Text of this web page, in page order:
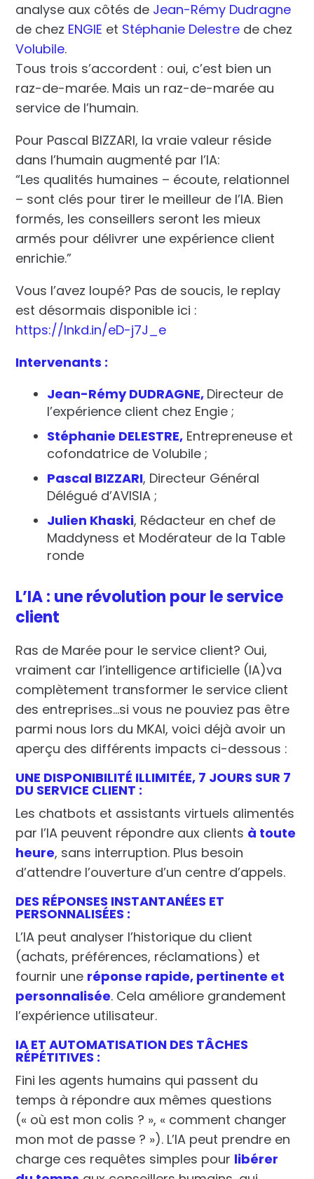
analyse aux côtés de Jean-Rémy Dudragne
de chez ENGIE et Stéphanie Delestre de chez
Volubile.
Tous trois s’accordent : oui, c’est bien un
raz-de-marée. Mais un raz-de-marée au
service de l’humain.
Pour Pascal BIZZARI, la vraie valeur réside
dans l’humain augmenté par l’IA:
“Les qualités humaines – écoute, relationnel
– sont clés pour tirer le meilleur de l’IA. Bien
formés, les conseillers seront les mieux
armés pour délivrer une expérience client
enrichie.”
Vous l’avez loupé? Pas de soucis, le replay
est désormais disponible ici :
https://lnkd.in/eD-j7J_e
Intervenants :
Jean-Rémy DUDRAGNE, Directeur de
l’expérience client chez Engie ;
Stéphanie DELESTRE, Entrepreneuse et
cofondatrice de Volubile ;
Pascal BIZZARI, Directeur Général
Délégué d’AVISIA ;
Julien Khaski, Rédacteur en chef de
Maddyness et Modérateur de la Table
ronde
L’IA : une révolution pour le service
client
Ras de Marée pour le service client? Oui,
vraiment car l’intelligence artificielle (IA)va
complètement transformer le service client
des entreprises…si vous ne pouviez pas être
parmi nous lors du MKAI, voici déjà avoir un
aperçu des différents impacts ci-dessous :
UNE DISPONIBILITÉ ILLIMITÉE, 7 JOURS SUR 7
DU SERVICE CLIENT :
Les chatbots et assistants virtuels alimentés
par l’IA peuvent répondre aux clients à toute
heure, sans interruption. Plus besoin
d’attendre l’ouverture d’un centre d’appels.
DES RÉPONSES INSTANTANÉES ET
PERSONNALISÉES :
L’IA peut analyser l’historique du client
(achats, préférences, réclamations) et
fournir une réponse rapide, pertinente et
personnalisée. Cela améliore grandement
l’expérience utilisateur.
IA ET AUTOMATISATION DES TÂCHES
RÉPÉTITIVES :
Fini les agents humains qui passent du
temps à répondre aux mêmes questions
(« où est mon colis ? », « comment changer
mon mot de passe ? »). L’IA peut prendre en
charge ces requêtes simples pour libérer